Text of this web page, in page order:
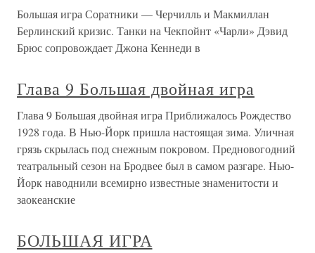
Большая игра Соратники — Черчилль и Макмиллан
Берлинский кризис. Танки на Чекпойнт «Чарли» Дэвид
Брюс сопровождает Джона Кеннеди в
Глава 9 Большая двойная игра
Глава 9 Большая двойная игра Приближалось Рождество
1928 года. В Нью-Йорк пришла настоящая зима. Уличная
грязь скрылась под снежным покровом. Предновогодний
театральный сезон на Бродвее был в самом разгаре. Нью-
Йорк наводнили всемирно известные знаменитости и
заокеанские
БОЛЬШАЯ ИГРА